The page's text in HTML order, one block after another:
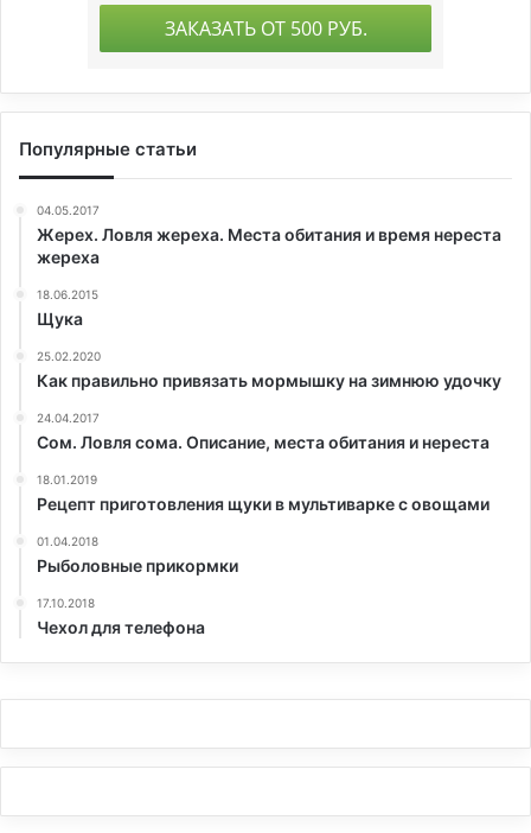
Популярные статьи
04.05.2017
Жерех. Ловля жереха. Места обитания и время нереста
жереха
18.06.2015
Щука
25.02.2020
Как правильно привязать мормышку на зимнюю удочку
24.04.2017
Сом. Ловля сома. Описание, места обитания и нереста
18.01.2019
Рецепт приготовления щуки в мультиварке с овощами
01.04.2018
Рыболовные прикормки
17.10.2018
Чехол для телефона